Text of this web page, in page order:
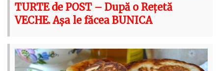
TURTE de POST – După o Rețetă
VECHE. Așa le făcea BUNICA